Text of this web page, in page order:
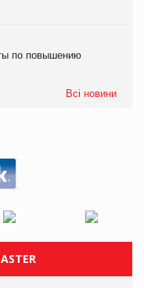
по повышению
Всі новини